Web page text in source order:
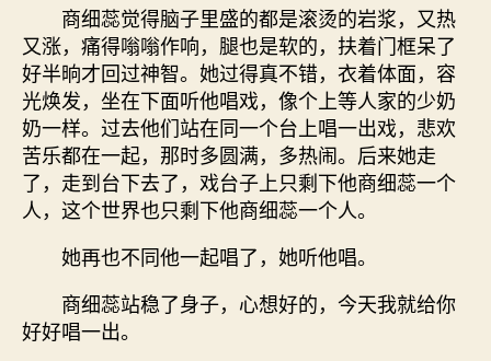
商细蕊觉得脑子里盛的都是滚烫的岩浆，又热
又涨，痛得嗡嗡作响，腿也是软的，扶着门框呆了
好半晌才回过神智。她过得真不错，衣着体面，容
光焕发，坐在下面听他唱戏，像个上等人家的少奶
奶一样。过去他们站在同一个台上唱一出戏，悲欢
苦乐都在一起，那时多圆满，多热闹。后来她走
了，走到台下去了，戏台子上只剩下他商细蕊一个
人，这个世界也只剩下他商细蕊一个人。
她再也不同他一起唱了，她听他唱。
商细蕊站稳了身子，心想好的，今天我就给你
好好唱一出。